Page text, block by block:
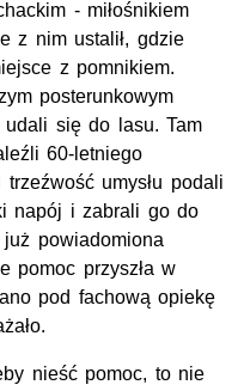
- miłośnikiem
z nim ustalił, gdzie
z pomnikiem.
posterunkowym
udali się do lasu. Tam
60-letniego
umysłu podali
napój i zabrali go do
powiadomiona
pomoc przyszła w
pod fachową opiekę
nieść pomoc, to nie